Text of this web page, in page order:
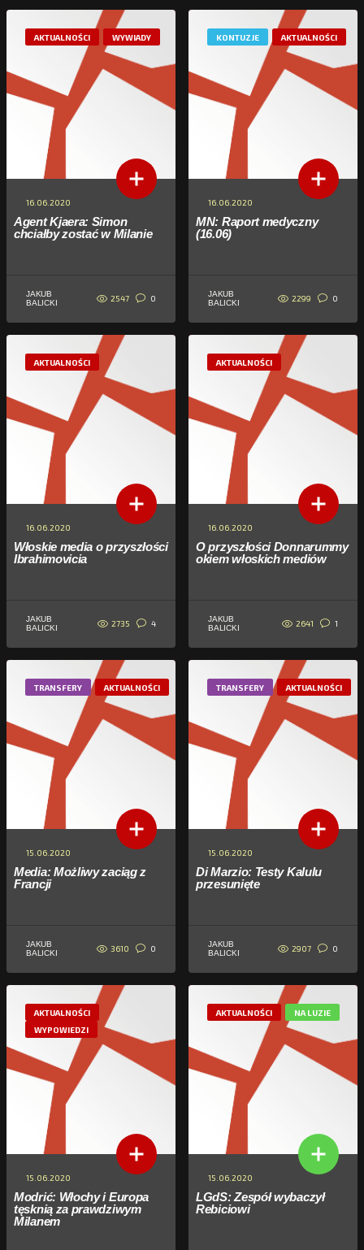
AKTUALNOŚCI WYWIADY
16.06.2020
Agent Kjaera: Simon
chciałby zostać w Milanie
JAKUB
BALICKI
2547 0
KONTUZJE AKTUALNOŚCI
16.06.2020
MN: Raport medyczny
(16.06)
JAKUB
BALICKI
2299 0
AKTUALNOŚCI
16.06.2020
Włoskie media o przyszłości
Ibrahimovicia
JAKUB
BALICKI
2735 4
AKTUALNOŚCI
16.06.2020
O przyszłości Donnarummy
okiem włoskich mediów
JAKUB
BALICKI
2641 1
TRANSFERY AKTUALNOŚCI
15.06.2020
Media: Możliwy zaciąg z
Francji
JAKUB
BALICKI
3610 0
TRANSFERY AKTUALNOŚCI
15.06.2020
Di Marzio: Testy Kalulu
przesunięte
JAKUB
BALICKI
2907 0
AKTUALNOŚCI
WYPOWIEDZI
15.06.2020
Modrić: Włochy i Europa
tęsknią za prawdziwym
Milanem
AKTUALNOŚCI NA LUZIE
15.06.2020
LGdS: Zespół wybaczył
Rebiciowi